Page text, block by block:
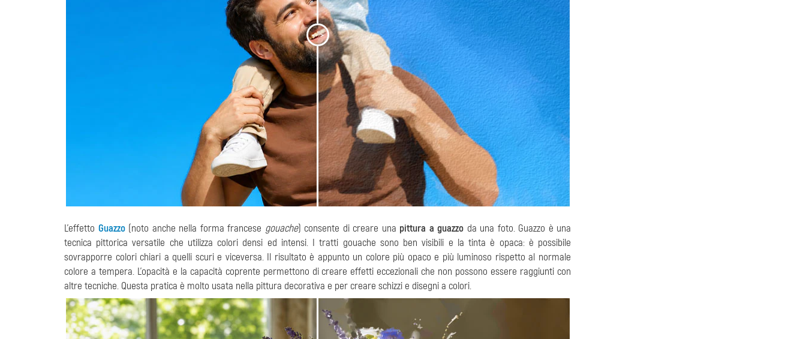
< >
L'effetto Guazzo(noto anche nella forma francese gouache) consente di creare una pittura a guazzo da una foto. Guazzo è una
tecnica pittorica versatile che utilizza colori densi ed intensi. I tratti gouache sono ben visibili e la tinta è opaca: è possibile
sovrapporre colori chiari a quelli scuri e viceversa. Il risultato è appunto un colore più opaco e più luminoso rispetto al normale
colore a tempera. L'opacità e la capacità coprente permettono di creare effetti eccezionali che non possono essere raggiunti con
altre tecniche. Questa pratica è molto usata nella pittura decorativa e per creare schizzi e disegni a colori.